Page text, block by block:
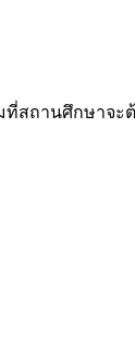
สถานศึกษาจ